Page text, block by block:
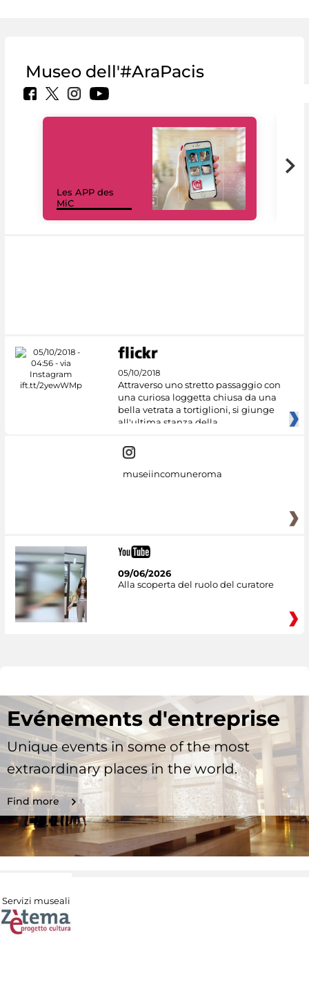
Museo dell'#AraPacis
Les APP des
MiC
05/10/2018
Attraverso uno stretto passaggio con
una curiosa loggetta chiusa da una
bella vetrata a tortiglioni, si giunge
all'ultima stanza della
museiincomuneroma
09/06/2026
Alla scoperta del ruolo del curatore
Evénements d'entreprise
Unique events in some of the most
extraordinary places in the world.
Find more
Servizi museali